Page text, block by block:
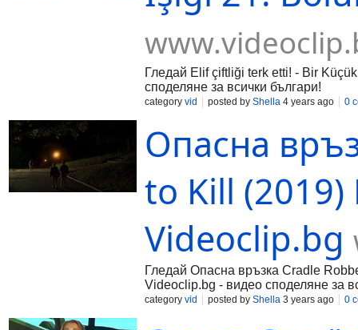
Гледай Elif çiftliği terk etti! - Bir
споделяне за всички българи!
category vid posted by Shella 4 years ago 0
Опасна
to Kill (2019)
Videoclip.bg
Гледай Опасна връзка Cradle
Videoclip.bg - видео споделяне за
category vid posted by Shella 3 years ago 0